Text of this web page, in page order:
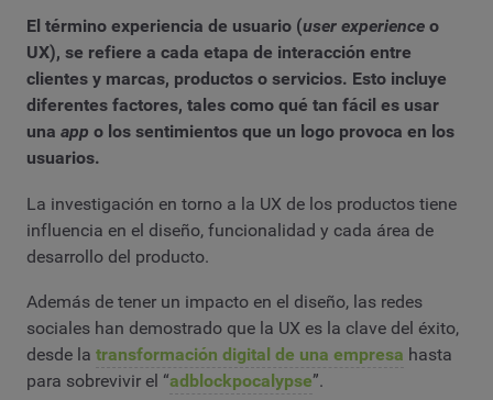
El término experiencia de usuario (user experience o
UX), se refiere a cada etapa de interacción entre
clientes y marcas, productos o servicios. Esto incluye
diferentes factores, tales como qué tan fácil es usar
una app o los sentimientos que un logo provoca en los
usuarios.
La investigación en torno a la UX de los productos tiene
influencia en el diseño, funcionalidad y cada área de
desarrollo del producto.
Además de tener un impacto en el diseño, las redes
sociales han demostrado que la UX es la clave del éxito,
desde la transformación digital de una empresa hasta
para sobrevivir el “adblockpocalypse”.